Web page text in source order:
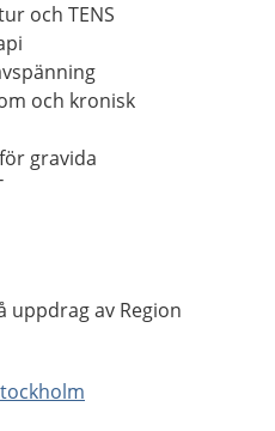
och TENS
och kronisk
gravida
uppdrag av Region